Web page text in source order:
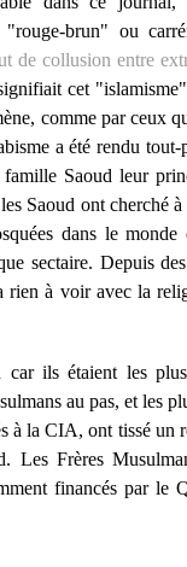
"rouge-brun" ou
de collusion entre
cet
comme par ceux
a été rendu
Saoud leur
Saoud ont cherché
dans le monde
sectaire. Depuis
rien à voir avec la
ils étaient les
au pas, et les
à la CIA, ont tissé un
Les Frères
financés par le